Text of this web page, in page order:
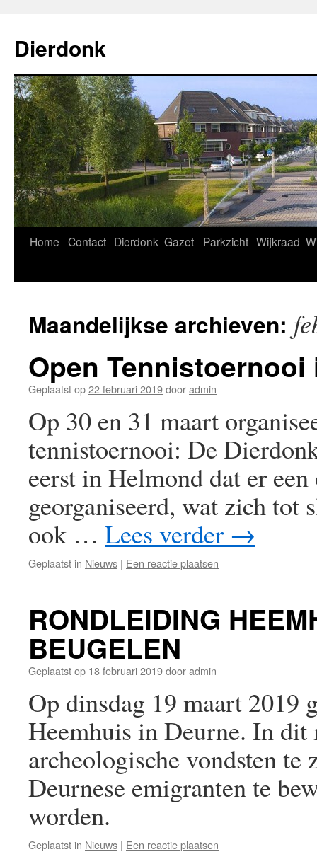
de
inhoud
Dierdonk
Home Contact Dierdonk Gazet Parkzicht Wijkraad
Maandelijkse archieven:
Open Tennistoernooi
Geplaatst op22 februari 2019dooradmin
Op 30 en 31 maart
tennistoernooi: De
eerst in Helmond dat er
georganiseerd, wat zich tot
ook … Lees verder →
Geplaatst in Nieuws | Een reactie plaatsen
RONDLEIDING
BEUGELEN
Geplaatst op 18 februari 2019dooradmin
Op dinsdag 19 maart 2019
Heemhuis in Deurne. In
archeologische vondsten
Deurnese emigranten te
worden.
Geplaatst in Nieuws | Een reactie plaatsen